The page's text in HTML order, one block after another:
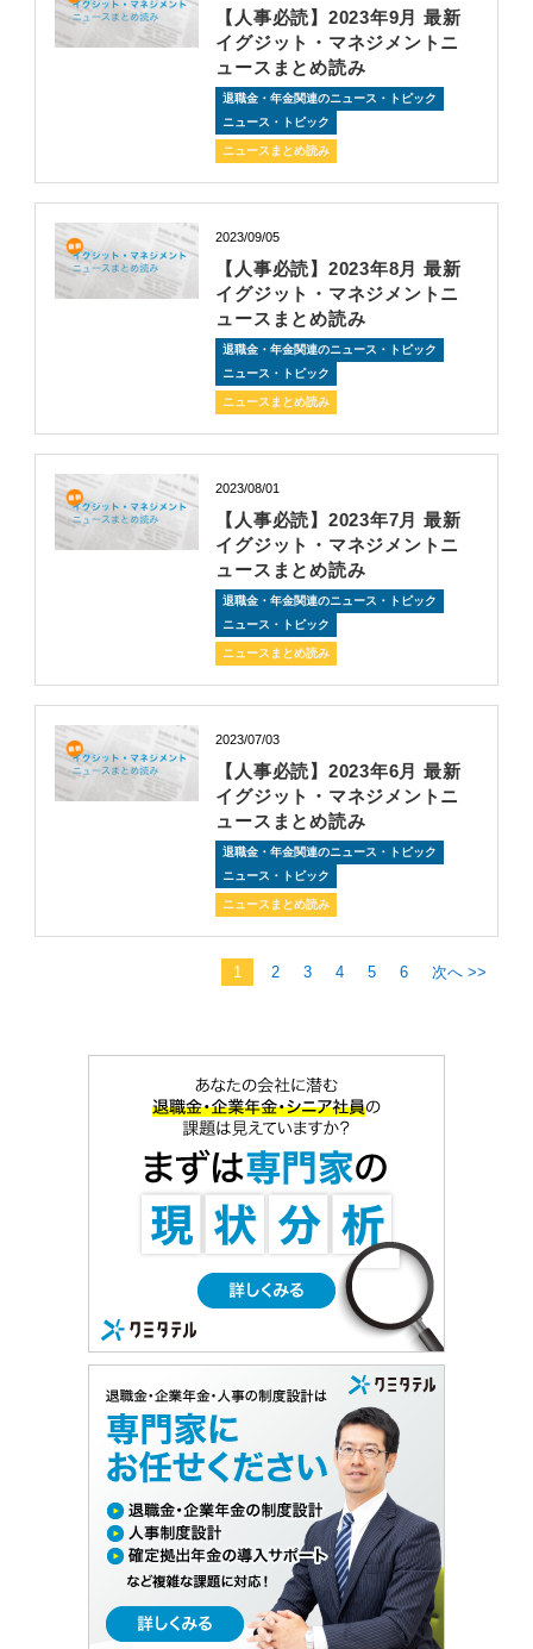
【人事必読】2023年9月 最新
イグジット・マネジメントニ
ュースまとめ読み
退職金・年金関連のニュース・トピック
ニュース・トピック
ニュースまとめ読み
2023/09/05
【人事必読】2023年8月 最新
イグジット・マネジメントニ
ュースまとめ読み
退職金・年金関連のニュース・トピック
ニュース・トピック
ニュースまとめ読み
2023/08/01
【人事必読】2023年7月 最新
イグジット・マネジメントニ
ュースまとめ読み
退職金・年金関連のニュース・トピック
ニュース・トピック
ニュースまとめ読み
2023/07/03
【人事必読】2023年6月 最新
イグジット・マネジメントニ
ュースまとめ読み
退職金・年金関連のニュース・トピック
ニュース・トピック
ニュースまとめ読み
1 2 3 4 5 6 次へ >>